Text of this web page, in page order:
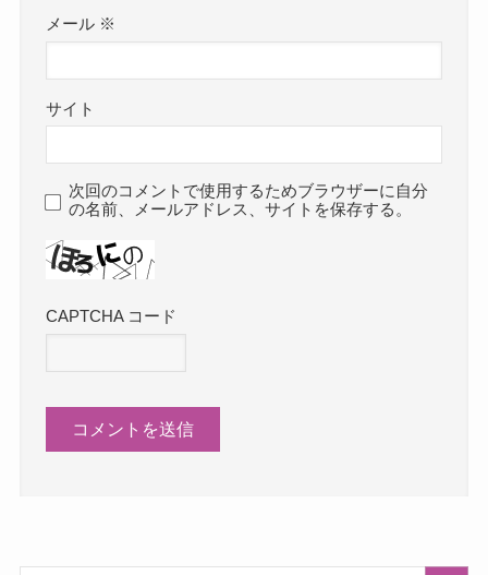
メール ※
サイト
次回のコメントで使用するためブラウザーに自分
の名前、メールアドレス、サイトを保存する。
CAPTCHA コード